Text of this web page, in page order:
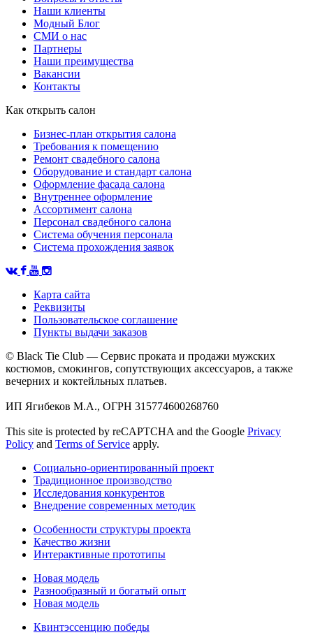
Наши клиенты
Модный Блог
СМИ о нас
Партнеры
Наши преимущества
Вакансии
Контакты
Как открыть салон
Бизнес-план открытия салона
Требования к помещению
Ремонт свадебного салона
Оборудование и стандарт салона
Оформление фасада салона
Внутреннее оформление
Ассортимент салона
Персонал свадебного салона
Система обучения персонала
Система прохождения заявок
Карта сайта
Реквизиты
Пользовательское соглашение
Пункты выдачи заказов
© Black Tie Club — Сервис проката и продажи мужских
костюмов, смокингов, сопутствующих аксессуаров, а также
вечерних и коктейльных платьев.
ИП Ягибеков М.А., ОГРН 315774600268760
This site is protected by reCAPTCHA and the Google Privacy
Policy and Terms of Service apply.
Социально-ориентированный проект
Традиционное производство
Исследования конкурентов
Внедрение современных методик
Особенности структуры проекта
Качество жизни
Интерактивные прототипы
Новая модель
Разнообразный и богатый опыт
Новая модель
Квинтэссенцию победы